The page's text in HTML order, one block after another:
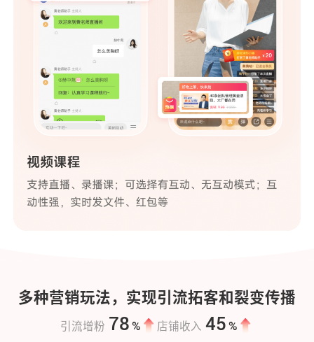
多种营销玩法，实现引流拓客和裂变传播
引流增粉 78 % 店铺收入 45 %